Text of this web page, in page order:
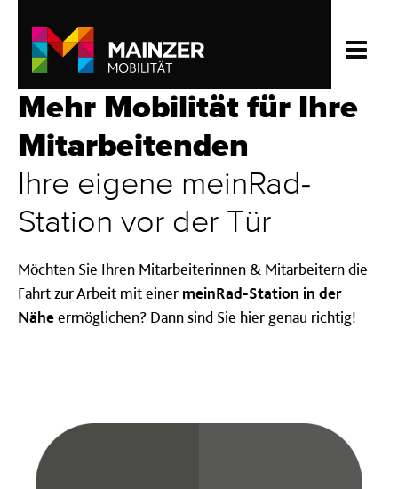
Mehr Mobilität für Ihre
Mitarbeitenden
Ihre eigene meinRad-
Station vor der Tür
Möchten Sie Ihren Mitarbeiterinnen & Mitarbeitern die
Fahrt zur Arbeit mit einer meinRad-Station in der
Näheermöglichen? Dann sind Sie hier genau richtig!